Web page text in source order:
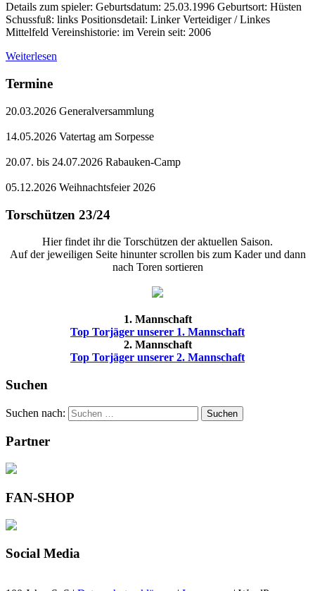
Details zum spieler: Geburtsdatum: 25.03.1996 Geburtsort: Hüsten
Schussfuß: links Positionsdetail: Linker Verteidiger / Linkes
Mittelfeld Vereinshistorie: im Verein seit: 2006
Weiterlesen
Termine
20.03.2026 Generalversammlung
14.05.2026 Vatertag am Sorpesse
20.07. bis 24.07.2026 Rabauken-Camp
05.12.2026 Weihnachtsfeier 2026
Torschützen 23/24
Hier findet ihr die Torschützen der aktuellen Saison.
Auf der jeweiligen Seite hinunter scrollen bis zum Kader und dann
nach Toren sortieren
1. Mannschaft
Top Torjäger unserer 1. Mannschaft
2. Mannschaft
Top Torjäger unserer 2. Mannschaft
Suchen
Suchen nach: Suchen
Partner
FAN-SHOP
Social Media